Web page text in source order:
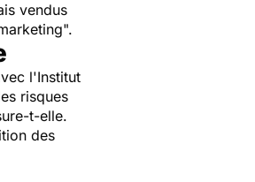
vendus
".
l'Institut
risques
t-elle.
des